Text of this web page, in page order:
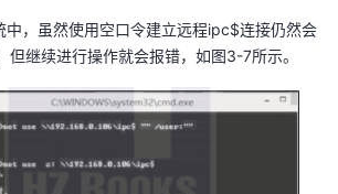
中，虽然使用空口令建立远程ipc$连接仍然会
但继续进行操作就会报错，如图3-7所示。